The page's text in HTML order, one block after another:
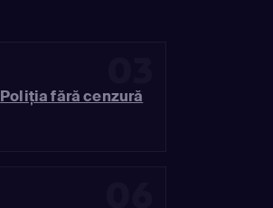
Poliția fără cenzură